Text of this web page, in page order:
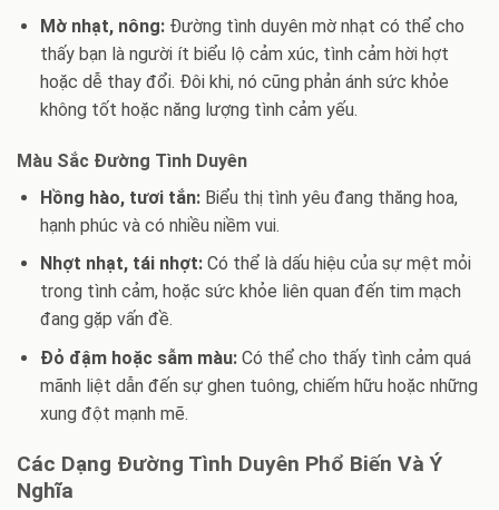
Mờ nhạt, nông:Đường tình duyên mờ nhạt có thể cho
thấy bạn là người ít biểu lộ cảm xúc, tình cảm hời hợt
hoặc dễ thay đổi. Đôi khi, nó cũng phản ánh sức khỏe
không tốt hoặc năng lượng tình cảm yếu.
Màu Sắc Đường Tình Duyên
Hồng hào, tươi tắn:Biểu thị tình yêu đang thăng hoa,
hạnh phúc và có nhiều niềm vui.
Nhợt nhạt, tái nhợt:Có thể là dấu hiệu của sự mệt mỏi
trong tình cảm, hoặc sức khỏe liên quan đến tim mạch
đang gặp vấn đề.
Đỏ đậm hoặc sẫm màu:Có thể cho thấy tình cảm quá
mãnh liệt dẫn đến sự ghen tuông, chiếm hữu hoặc những
xung đột mạnh mẽ.
Các Dạng Đường Tình Duyên Phổ Biến Và Ý
Nghĩa